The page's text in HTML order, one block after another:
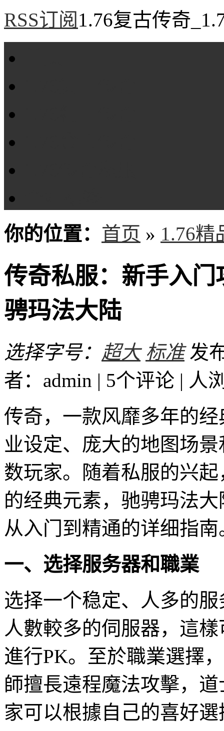
RSS订阅 1.76复古传奇
你的位置： 首页 » 1.76精
传奇私服：新手入
骋玛法大陆
选择字号： 超大 标准 发
者：admin | 5个评论 | 人
传奇，一款风靡多年的
业设定、庞大的地图场
数玩家。随着私服的兴
的经典元素，驰骋玛法
从入门到精通的详细指南
一、选择服务器和職業
选择一个稳定、人多的
人數較多的伺服器，這
進行PK。至於職業選擇
師擅長遠程魔法攻擊，
家可以根據自己的喜好